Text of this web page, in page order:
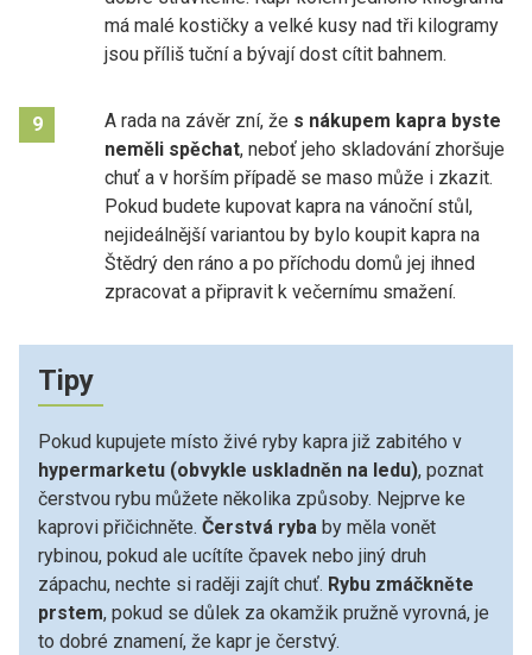
má malé kostičky a velké kusy nad tři kilogramy
jsou příliš tuční a bývají dost cítit bahnem.
9 A rada na závěr zní, že s nákupem kapra byste
neměli spěchat, neboť jeho skladování zhoršuje
chuť a v horším případě se maso může i zkazit.
Pokud budete kupovat kapra na vánoční stůl,
nejideálnější variantou by bylo koupit kapra na
Štědrý den ráno a po příchodu domů jej ihned
zpracovat a připravit k večernímu smažení.
Tipy
Pokud kupujete místo živé ryby kapra již zabitého v
hypermarketu (obvykle uskladněn na ledu), poznat
čerstvou rybu můžete několika způsoby. Nejprve ke
kaprovi přičichněte. Čerstvá ryba by měla vonět
rybinou, pokud ale ucítíte čpavek nebo jiný druh
zápachu, nechte si raději zajít chuť. Rybu zmáčkněte
prstem, pokud se důlek za okamžik pružně vyrovná, je
to dobré znamení, že kapr je čerstvý.